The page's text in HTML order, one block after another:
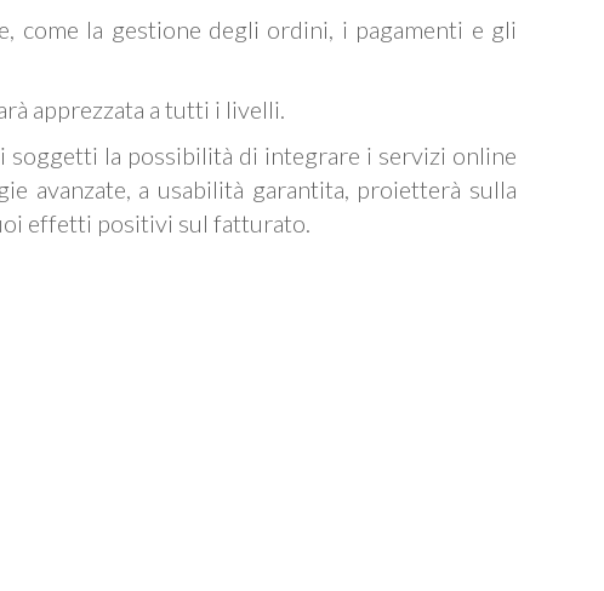
come la gestione degli ordini, i pagamenti e gli
apprezzata a tutti i livelli.
la possibilità di integrare i servizi online
avanzate, a usabilità garantita, proietterà sulla
effetti positivi sul fatturato.